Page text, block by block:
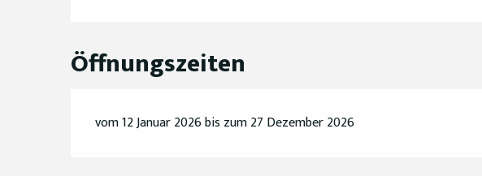
Öffnungszeiten
vom 12 Januar 2026 bis zum 27 Dezember 2026